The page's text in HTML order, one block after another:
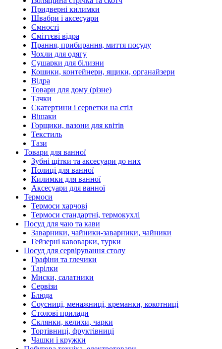
Придверні килимки
Швабри і аксесуари
Ємності
Сміттєві відра
Прання, прибирання, миття посуду
Чохли для одягу
Сушарки для білизни
Кошики, контейнери, ящики, органайзери
Відра
Товари для дому (різне)
Тачки
Скатертини і серветки на стіл
Вішаки
Горщики, вазони для квітів
Текстиль
Тази
Товари для ванної
Зубні щітки та аксесуари до них
Полиці для ванної
Килимки для ванної
Аксесуари для ванної
Термоси
Термоси харчові
Термоси стандартні, термокухлі
Посуд для чаю та кави
Заварники, чайники-заварники, чайники
Гейзерні кавоварки, турки
Посуд для сервірування столу
Графіни та глечики
Тарілки
Миски, салатники
Сервізи
Блюда
Соусниці, менажниці, креманки, кокотниці
Столові прилади
Склянки, келихи, чарки
Тортівниці, фруктівниці
Чашки і кружки